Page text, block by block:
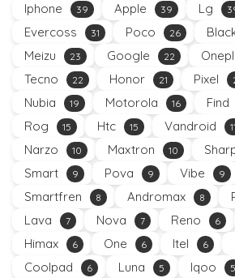
Iphone 39 Apple 39 Lg
Evercoss 31 Poco 26
Meizu 23 Google 22
Tecno 22 Honor 21 Pixel
Nubia 19 Motorola 16 Find
Rog 15 Htc 15 Vandroid 11
Narzo 10 Maxtron 10
Smart 9 Pova 9 Vibe 9
Smartfren 8 Andromax 8
Lava 7 Nova 7 Reno 6
Himax 6 One 6 Itel 6
Coolpad 6 Luna 5 Iqoo 5